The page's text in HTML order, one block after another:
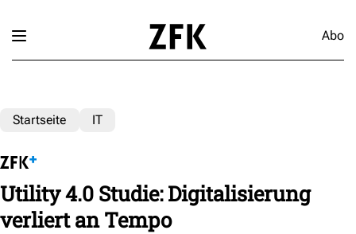
Abo
Startseite IT
Utility 4.0 Studie: Digitalisierung
verliert an Tempo